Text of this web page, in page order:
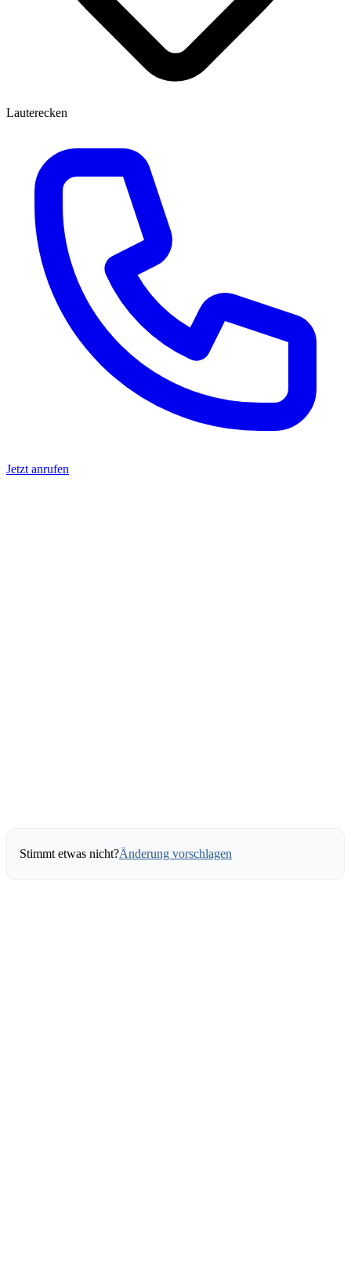
Lauterecken
Jetzt anrufen
Stimmt etwas nicht?Änderung vorschlagen